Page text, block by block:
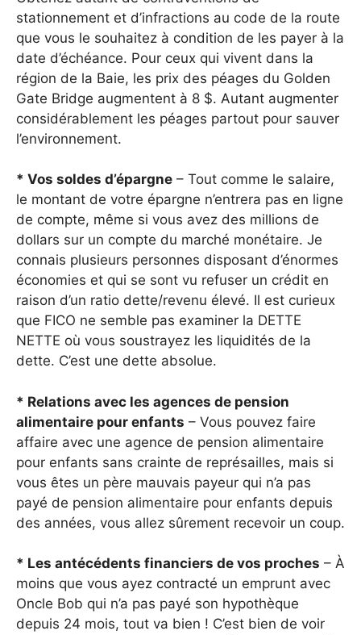
stationnement et d’infractions au code de la route
que vous le souhaitez à condition de les payer à la
date d’échéance. Pour ceux qui vivent dans la
région de la Baie, les prix des péages du Golden
Gate Bridge augmentent à 8 $. Autant augmenter
considérablement les péages partout pour sauver
l’environnement.
* Vos soldes d’épargne – Tout comme le salaire,
le montant de votre épargne n’entrera pas en ligne
de compte, même si vous avez des millions de
dollars sur un compte du marché monétaire. Je
connais plusieurs personnes disposant d’énormes
économies et qui se sont vu refuser un crédit en
raison d’un ratio dette/revenu élevé. Il est curieux
que FICO ne semble pas examiner la DETTE
NETTE où vous soustrayez les liquidités de la
dette. C’est une dette absolue.
* Relations avec les agences de pension
alimentaire pour enfants – Vous pouvez faire
affaire avec une agence de pension alimentaire
pour enfants sans crainte de représailles, mais si
vous êtes un père mauvais payeur qui n’a pas
payé de pension alimentaire pour enfants depuis
des années, vous allez sûrement recevoir un coup.
* Les antécédents financiers de vos proches – À
moins que vous ayez contracté un emprunt avec
Oncle Bob qui n’a pas payé son hypothèque
depuis 24 mois, tout va bien ! C’est bien de voir